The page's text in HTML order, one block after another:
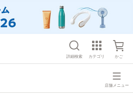
詳細検索 カテゴリ かご
店舗メニュー